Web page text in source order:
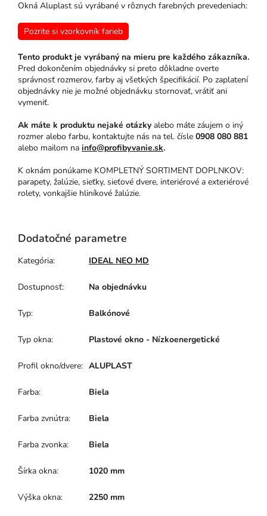
Okná Aluplast sú vyrábané v rôznych farebných prevedeniach:
Pozrite si vzorkovník farieb
Tento produkt je vyrábaný na mieru pre každého zákazníka.
Pred dokončením objednávky si preto dôkladne overte
správnosť rozmerov, farby aj všetkých špecifikácií. Po zaplatení
objednávky nie je možné objednávku stornovať, vrátiť ani
vymeniť.
Ak máte k produktu nejaké otázky alebo máte záujem o iný
rozmer alebo farbu, kontaktujte nás na tel. čísle 0908 080 881
alebo mailom na info@profibyvanie.sk.
K oknám ponúkame KOMPLETNÝ SORTIMENT DOPLNKOV:
parapety, žalúzie, sieťky, sieťové dvere, interiérové a exteriérové
rolety, vonkajšie hliníkové žalúzie.
Dodatočné parametre
Kategória: IDEAL NEO MD
Dostupnosť: Na objednávku
Typ: Balkónové
Typ okna: Plastové okno - Nízkoenergetické
Profil okno/dvere: ALUPLAST
Farba: Biela
Farba zvnútra: Biela
Farba zvonka: Biela
Šírka okna: 1020 mm
Výška okna: 2250 mm